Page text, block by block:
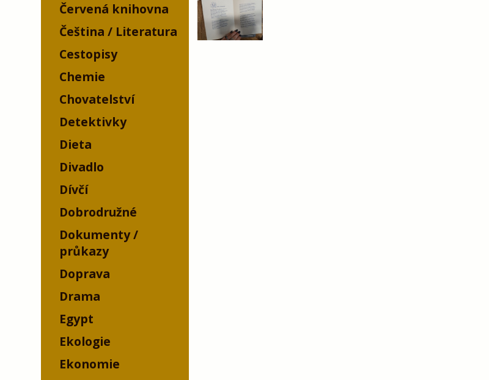
Červená knihovna
Čeština / Literatura
Cestopisy
Chemie
Chovatelství
Detektivky
Dieta
Divadlo
Dívčí
Dobrodružné
Dokumenty /
průkazy
Doprava
Drama
Egypt
Ekologie
Ekonomie